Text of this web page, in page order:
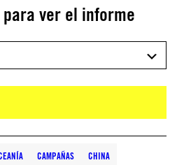
ver el informe
CAMPAÑAS CHINA